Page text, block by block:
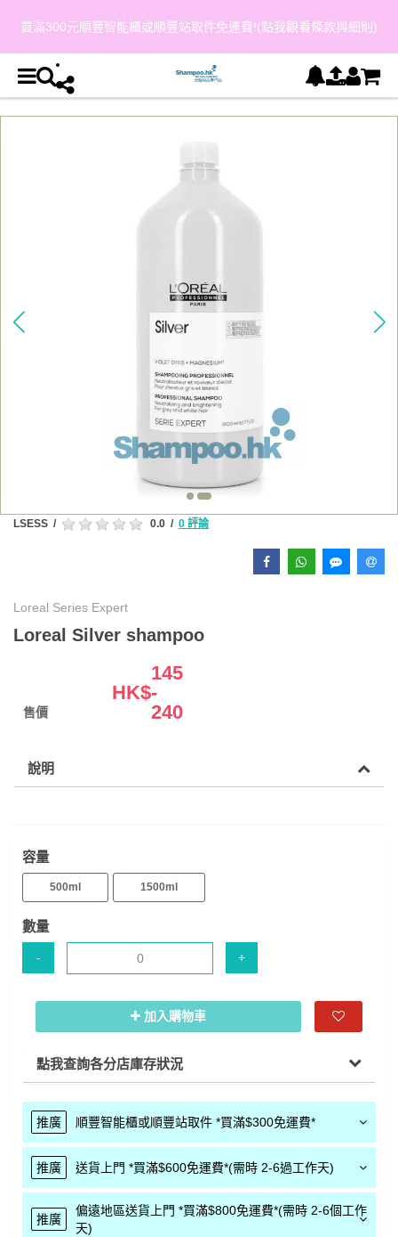
買滿300元順豐智能櫃或順豐站取件免運費!(點我觀看條款與細則)
LSESS / 0.0 / 0 評論
Loreal Series Expert
Loreal Silver shampoo
售價
HK$
145
-
240
說明
容量
500ml 1500ml
數量
- +
加入購物車
點我查詢各分店庫存狀況
推廣 順豐智能櫃或順豐站取件 *買滿$300免運費*
推廣 送貨上門 *買滿$600免運費*(需時 2-6過工作天)
推廣
偏遠地區送貨上門 *買滿$800免運費*(需時 2-6個工作
天)